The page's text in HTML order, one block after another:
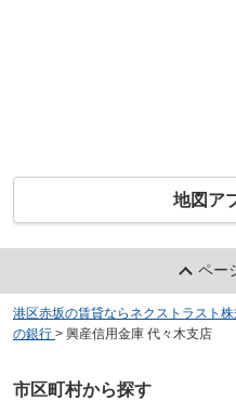
地図ア
ペー
港区赤坂の賃貸ならネクストラスト株
の銀行 > 興産信用金庫 代々木支店
市区町村から探す